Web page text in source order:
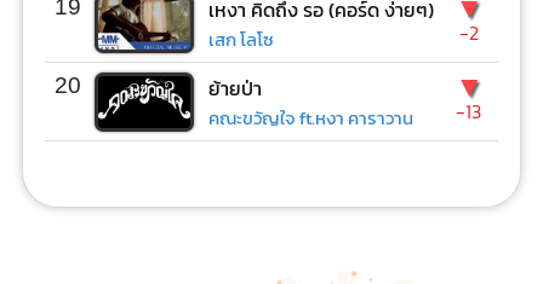
19 เหงา คิดถึง รอ (คอร์ด ง่ายๆ)
เสก โลโซ -2
20 ย้ายป่า
คณะขวัญใจ ft.หงา คาราวาน
▼
-13